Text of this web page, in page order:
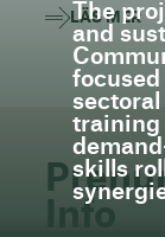
The
and
training
skills
LÄS MER
Info